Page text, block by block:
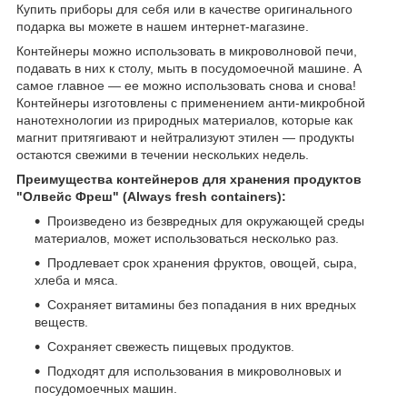
Купить приборы для себя или в качестве оригинального
подарка вы можете в нашем интернет-магазине.
Контейнеры можно использовать в микроволновой печи,
подавать в них к столу, мыть в посудомоечной машине. А
самое главное ― ее можно использовать снова и снова!
Контейнеры изготовлены с применением анти-микробной
нанотехнологии из природных материалов, которые как
магнит притягивают и нейтрализуют этилен ― продукты
остаются свежими в течении нескольких недель.
Преимущества контейнеров для хранения продуктов
"Олвейс Фреш" (Always fresh containers):
Произведено из безвредных для окружающей среды
материалов, может использоваться несколько раз.
Продлевает срок хранения фруктов, овощей, сыра,
хлеба и мяса.
Сохраняет витамины без попадания в них вредных
веществ.
Сохраняет свежесть пищевых продуктов.
Подходят для использования в микроволновых и
посудомоечных машин.